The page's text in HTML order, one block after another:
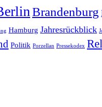
Brandenburg
Hamburg Jahresrückblick
Politik Porzellan Pressekodex